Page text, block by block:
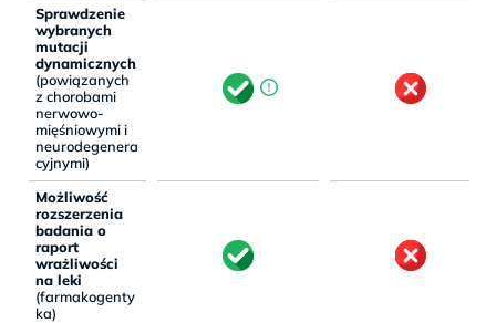
Sprawdzenie
wybranych
mutacji
dynamicznych
(powiązanych
z chorobami
nerwowo-
mięśniowymi i
neurodegenera
cyjnymi)
Możliwość
rozszerzenia
badania o
raport
wrażliwości
na leki
(farmakogenty
ka)